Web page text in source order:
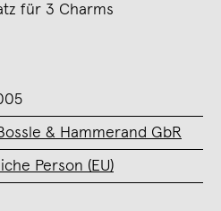
für 3 Charms
& Hammerand GbR
Person (EU)